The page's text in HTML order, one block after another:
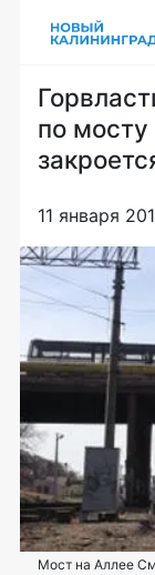
по
11 января
Мост на Аллее